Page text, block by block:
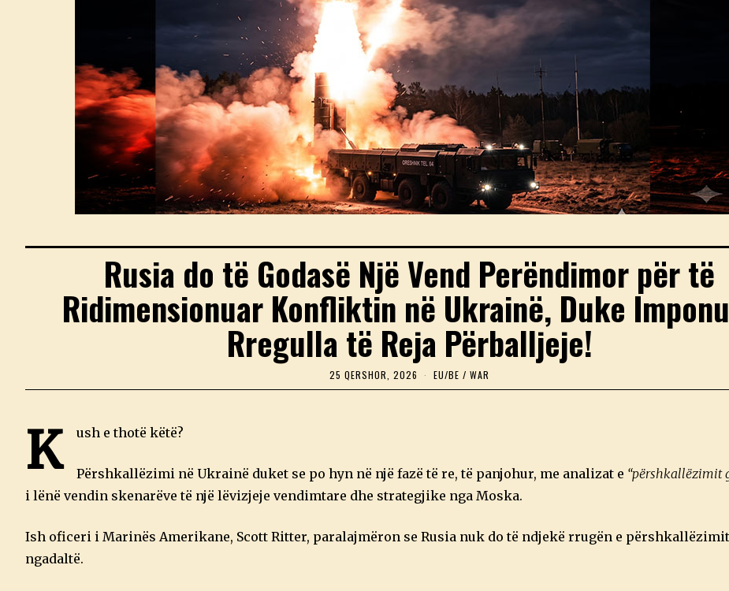
Rusia do të Godasë Një Vend Perëndimor për të
Ridimensionuar Konfliktin në Ukrainë, Duke
Rregulla të Reja Përballjeje!
25 QERSHOR, 2026
5
R
2
6
EU/BE / WAR
K ush e thotë këtë?
Përshkallëzimi në Ukrainë duket se po hyn në një fazë të re, të panjohur, me analizat e “përshkallëzimit
i lënë vendin skenarëve të një lëvizjeje vendimtare dhe strategjike nga Moska.
Ish oficeri i Marinës Amerikane, Scott Ritter, paralajmëron se Rusia nuk do të ndjekë rrugën e
ngadaltë.